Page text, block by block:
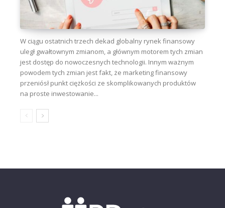
W ciągu ostatnich trzech dekad globalny rynek finansowy
uległ gwałtownym zmianom, a głównym motorem tych zmian
jest dostęp do nowoczesnych technologii. Innym ważnym
powodem tych zmian jest fakt, że marketing finansowy
przeniósł punkt ciężkości ze skomplikowanych produktów
na proste inwestowanie...